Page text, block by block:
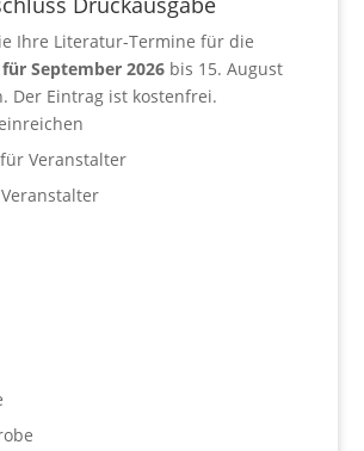
Ihre Literatur-Termine für die
September 2026bis 15. August
Der Eintrag ist kostenfrei.
Veranstalter